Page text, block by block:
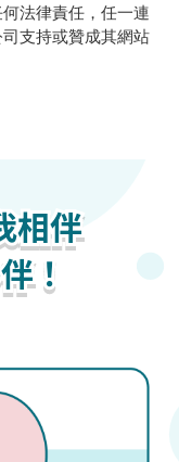
法律責任，任一連
支持或贊成其網站
相伴
！
相伴
！
相伴
！